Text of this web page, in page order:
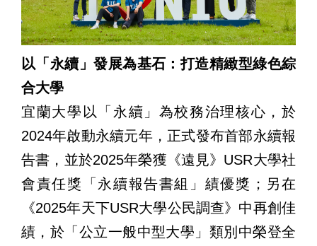
以「永續」發展為基石：打造精緻型綠色綜
合大學
宜蘭大學以「永續」為校務治理核心，於
2024年啟動永續元年，正式發布首部永續報
告書，並於2025年榮獲《遠見》USR大學社
會責任獎「永續報告書組」績優獎；另在
《2025年天下USR大學公民調查》中再創佳
績，於「公立一般中型大學」類別中榮登全